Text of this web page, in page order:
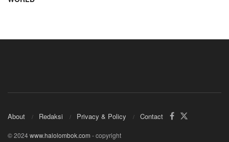
About Redaksi Privacy & Policy Contact
© 2024www.halolombok.com - copyright